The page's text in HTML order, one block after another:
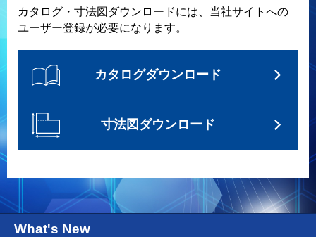
カタログ・寸法図ダウンロードには、当社サイトへの
ユーザー登録が必要になります。
カタログダウンロード
寸法図ダウンロード
What's New